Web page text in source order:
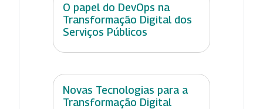
O papel do DevOps na
Transformação Digital dos
Serviços Públicos
Novas Tecnologias para a
Transformação Digital